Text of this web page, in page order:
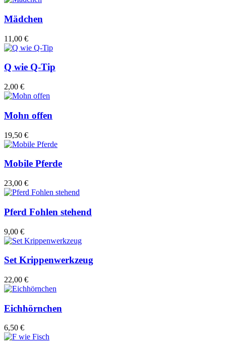
Mädchen
11,00 €
Q wie Q-Tip
2,00 €
Mohn offen
19,50 €
Mobile Pferde
23,00 €
Pferd Fohlen stehend
9,00 €
Set Krippenwerkzeug
22,00 €
Eichhörnchen
6,50 €